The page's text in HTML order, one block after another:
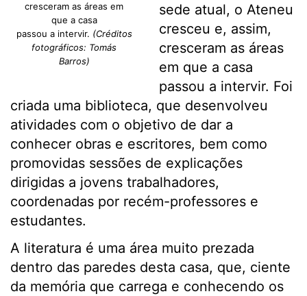
cresceram as áreas em
que a casa
passou a intervir. (Créditos
fotográficos: Tomás
Barros)
sede atual, o Ateneu
cresceu e, assim,
cresceram as áreas
em que a casa
passou a intervir. Foi
criada uma biblioteca, que desenvolveu
atividades com o objetivo de dar a
conhecer obras e escritores, bem como
promovidas sessões de explicações
dirigidas a jovens trabalhadores,
coordenadas por recém-professores e
estudantes.
A literatura é uma área muito prezada
dentro das paredes desta casa, que, ciente
da memória que carrega e conhecendo os